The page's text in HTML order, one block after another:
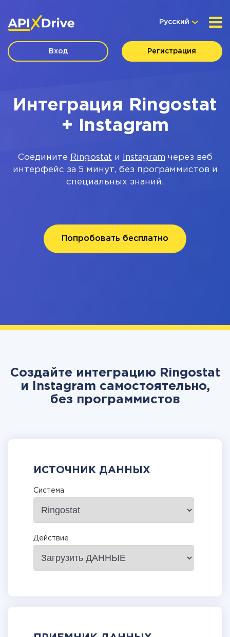
Русский
Вход Регистрация
Интеграция Ringostat
+ Instagram
Соедините Ringostat и Instagram через веб
интерфейс за 5 минут, без программистов и
специальных знаний.
Попробовать бесплатно
Создайте интеграцию Ringostat
и Instagram самостоятельно,
без программистов
ИСТОЧНИК ДАННЫХ
Система
Действие